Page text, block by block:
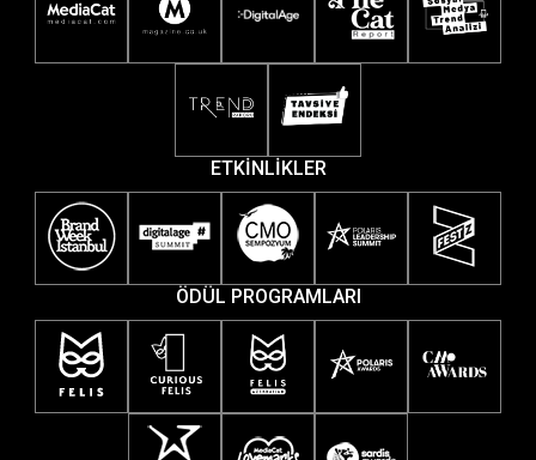
ETKİNLİKLER
ÖDÜL PROGRAMLARI